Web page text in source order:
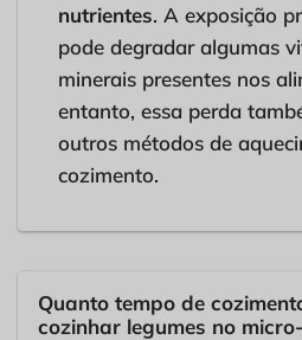
nutrientes. A exposição
pode degradar algumas
minerais presentes nos
entanto, essa perda
outros métodos de
cozimento.
Quanto tempo de
cozinhar legumes no